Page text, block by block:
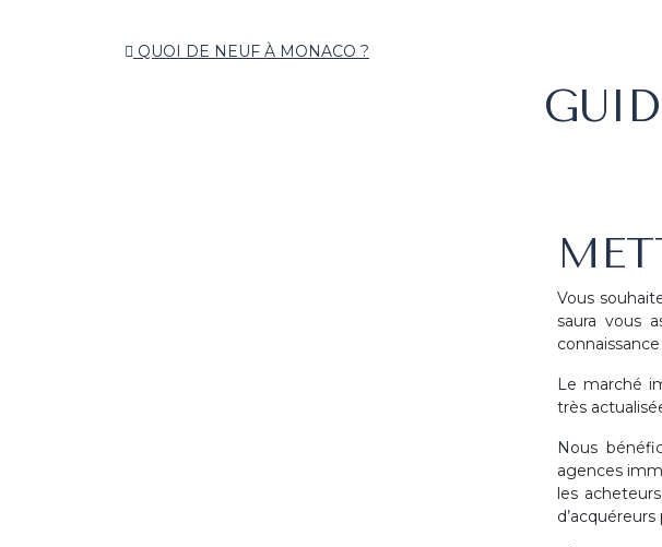
QUOI DE NEUF À MONACO ?
Vous
saura vous
Le marché
très
Nous
agences
les